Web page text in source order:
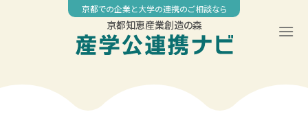
京都での企業と大学の連携のご相談なら
京都知恵産業創造の森